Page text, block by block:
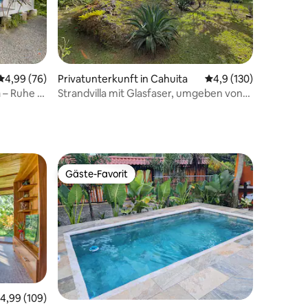
Bewertungen
Bewertung: 4,99 von 5, 76 Bewertungen
4,99 (76)
Ruhe &
Privatunterkunft in Cahuita Durchschnittliche
4,9 (130)
Strandvilla mit Glasfaser, umgeben von
Bewertung: 4,99 von 5, 109 Bewertungen
4,99 (109)
Gäste-Favorit
Gäste-Favorit